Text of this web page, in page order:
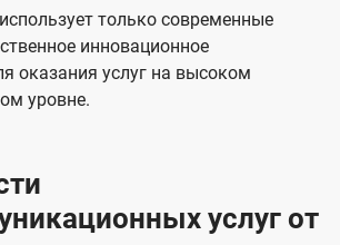
только современные
инновационное
оказания услуг на высоком
уровне.
услуг от